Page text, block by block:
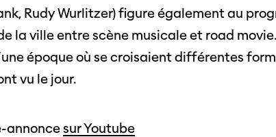
Rudy Wurlitzer) figure également au
la ville entre scène musicale et road
époque où se croisaient différentes
vu le jour.
annoncesur Youtube